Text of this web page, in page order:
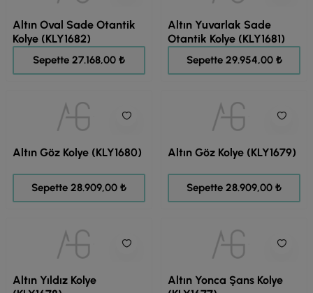
Altın Oval Sade Otantik
Kolye (KLY1682)
Sepette 27.168,00 ₺
Altın Yuvarlak Sade
Otantik Kolye (KLY1681)
Sepette 29.954,00 ₺
Altın Göz Kolye (KLY1680)
Sepette 28.909,00 ₺
Altın Göz Kolye (KLY1679)
Sepette 28.909,00 ₺
Altın Yıldız Kolye
Altın Yonca Şans Kolye